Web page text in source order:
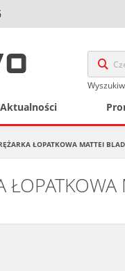
Aktualności
ŁOPATKOWA MATTEI